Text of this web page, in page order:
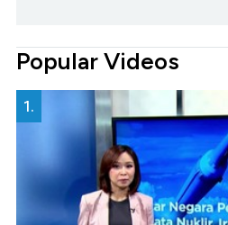
Popular Videos
1.